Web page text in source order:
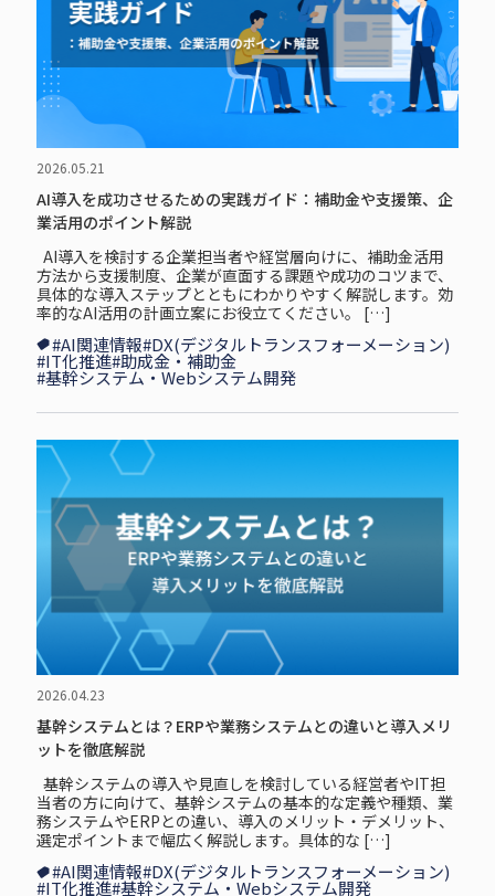
2026.05.21
AI導入を成功させるための実践ガイド：補助金や支援策、企
業活用のポイント解説
AI導入を検討する企業担当者や経営層向けに、補助金活用
方法から支援制度、企業が直面する課題や成功のコツまで、
具体的な導入ステップとともにわかりやすく解説します。効
率的なAI活用の計画立案にお役立てください。 […]
#AI関連情報#DX(デジタルトランスフォーメーション)
#IT化推進#助成金・補助金
#基幹システム・Webシステム開発
2026.04.23
基幹システムとは？ERPや業務システムとの違いと導入メリ
ットを徹底解説
基幹システムの導入や見直しを検討している経営者やIT担
当者の方に向けて、基幹システムの基本的な定義や種類、業
務システムやERPとの違い、導入のメリット・デメリット、
選定ポイントまで幅広く解説します。具体的な […]
#AI関連情報#DX(デジタルトランスフォーメーション)
#IT化推進#基幹システム・Webシステム開発